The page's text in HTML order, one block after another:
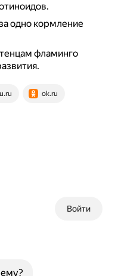
одно кормление
фламинго
ok.ru
Войти